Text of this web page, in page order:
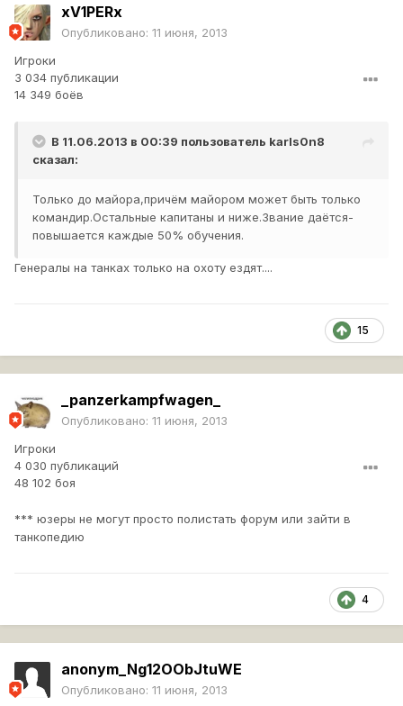
xV1PERx
Опубликовано: 11 июня, 2013
Игроки
3 034 публикации
14 349 боёв
В 11.06.2013 в 00:39 пользователь karls0n8
сказал:
Только до майора,причём майором может быть только
командир.Остальные капитаны и ниже.Звание даётся-
повышается каждые 50% обучения.
Генералы на танках только на охоту ездят....
15
_panzerkampfwagen_
Опубликовано: 11 июня, 2013
Игроки
4 030 публикаций
48 102 боя
*** юзеры не могут просто полистать форум или зайти в
танкопедию
4
anonym_Ng12OObJtuWE
Опубликовано: 11 июня, 2013